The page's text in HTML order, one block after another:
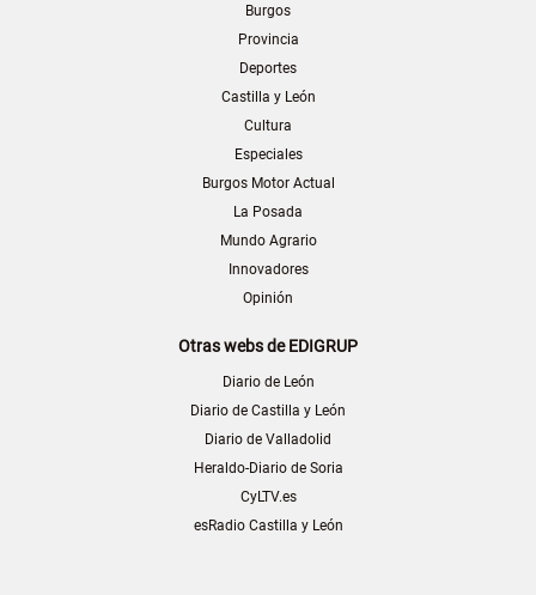
Burgos
Provincia
Deportes
Castilla y León
Cultura
Especiales
Burgos Motor Actual
La Posada
Mundo Agrario
Innovadores
Opinión
Otras webs de EDIGRUP
Diario de León
Diario de Castilla y León
Diario de Valladolid
Heraldo-Diario de Soria
CyLTV.es
esRadio Castilla y León